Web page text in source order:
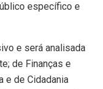
específico e
e será analisada
de Finanças e
e de Cidadania